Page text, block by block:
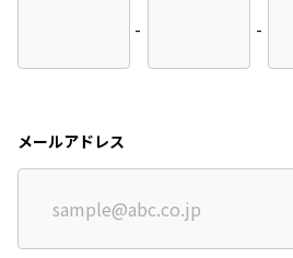
- -
メールアドレス